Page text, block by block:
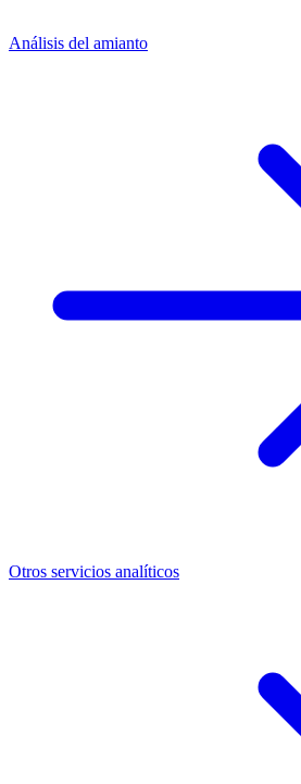
Análisis del amianto
Otros servicios analíticos